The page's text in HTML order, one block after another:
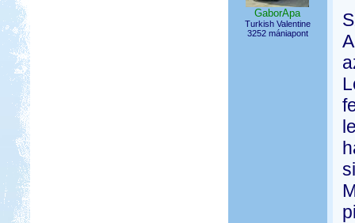
GaborApa
Turkish Valentine
3252 mániapont